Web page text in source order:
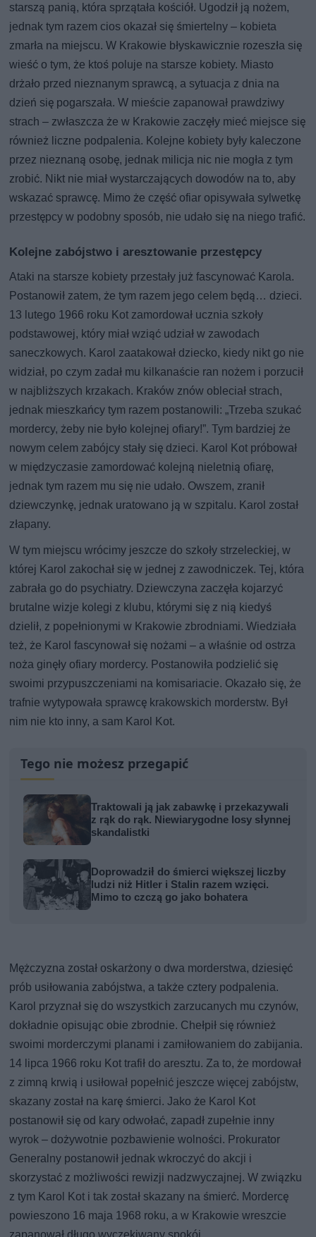
starszą panią, która sprzątała kościół. Ugodził ją nożem,
jednak tym razem cios okazał się śmiertelny – kobieta
zmarła na miejscu. W Krakowie błyskawicznie rozeszła się
wieść o tym, że ktoś poluje na starsze kobiety. Miasto
drżało przed nieznanym sprawcą, a sytuacja z dnia na
dzień się pogarszała. W mieście zapanował prawdziwy
strach – zwłaszcza że w Krakowie zaczęły mieć miejsce się
również liczne podpalenia. Kolejne kobiety były kaleczone
przez nieznaną osobę, jednak milicja nic nie mogła z tym
zrobić. Nikt nie miał wystarczających dowodów na to, aby
wskazać sprawcę. Mimo że część ofiar opisywała sylwetkę
przestępcy w podobny sposób, nie udało się na niego trafić.
Kolejne zabójstwo i aresztowanie przestępcy
Ataki na starsze kobiety przestały już fascynować Karola.
Postanowił zatem, że tym razem jego celem będą… dzieci.
13 lutego 1966 roku Kot zamordował ucznia szkoły
podstawowej, który miał wziąć udział w zawodach
saneczkowych. Karol zaatakował dziecko, kiedy nikt go nie
widział, po czym zadał mu kilkanaście ran nożem i porzucił
w najbliższych krzakach. Kraków znów obleciał strach,
jednak mieszkańcy tym razem postanowili: „Trzeba szukać
mordercy, żeby nie było kolejnej ofiary!”. Tym bardziej że
nowym celem zabójcy stały się dzieci. Karol Kot próbował
w międzyczasie zamordować kolejną nieletnią ofiarę,
jednak tym razem mu się nie udało. Owszem, zranił
dziewczynkę, jednak uratowano ją w szpitalu. Karol został
złapany.
W tym miejscu wrócimy jeszcze do szkoły strzeleckiej, w
której Karol zakochał się w jednej z zawodniczek. Tej, która
zabrała go do psychiatry. Dziewczyna zaczęła kojarzyć
brutalne wizje kolegi z klubu, którymi się z nią kiedyś
dzielił, z popełnionymi w Krakowie zbrodniami. Wiedziała
też, że Karol fascynował się nożami – a właśnie od ostrza
noża ginęły ofiary mordercy. Postanowiła podzielić się
swoimi przypuszczeniami na komisariacie. Okazało się, że
trafnie wytypowała sprawcę krakowskich morderstw. Był
nim nie kto inny, a sam Karol Kot.
Tego nie możesz przegapić
Traktowali ją jak zabawkę i przekazywali
z rąk do rąk. Niewiarygodne losy słynnej
skandalistki
Doprowadził do śmierci większej liczby
ludzi niż Hitler i Stalin razem wzięci.
Mimo to czczą go jako bohatera
Mężczyzna został oskarżony o dwa morderstwa, dziesięć
prób usiłowania zabójstwa, a także cztery podpalenia.
Karol przyznał się do wszystkich zarzucanych mu czynów,
dokładnie opisując obie zbrodnie. Chełpił się również
swoimi morderczymi planami i zamiłowaniem do zabijania.
14 lipca 1966 roku Kot trafił do aresztu. Za to, że mordował
z zimną krwią i usiłował popełnić jeszcze więcej zabójstw,
skazany został na karę śmierci. Jako że Karol Kot
postanowił się od kary odwołać, zapadł zupełnie inny
wyrok – dożywotnie pozbawienie wolności. Prokurator
Generalny postanowił jednak wkroczyć do akcji i
skorzystać z możliwości rewizji nadzwyczajnej. W związku
z tym Karol Kot i tak został skazany na śmierć. Mordercę
powieszono 16 maja 1968 roku, a w Krakowie wreszcie